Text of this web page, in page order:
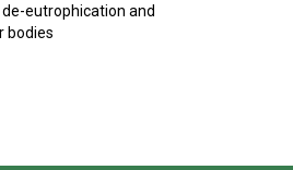
eutrophication and
bodies